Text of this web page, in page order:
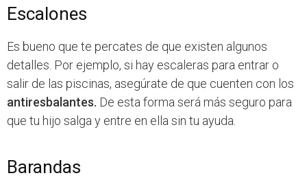
Escalones
Es bueno que te percates de que existen algunos
detalles. Por ejemplo, si hay escaleras para entrar o
salir de las piscinas, asegúrate de que cuenten con los
antiresbalantes. De esta forma será más seguro para
que tu hijo salga y entre en ella sin tu ayuda.
Barandas